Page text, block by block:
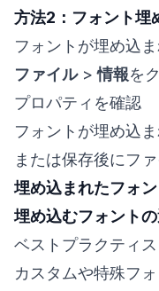
方法2：フォント埋
フォントが埋め込
ファイル>情報を
プロパティを確認
フォントが埋め込
または保存後にフ
埋め込まれたフォ
埋め込むフォント
ベストプラクティス
カスタムや特殊フ